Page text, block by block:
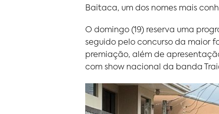
Baitaca, um dos nomes mais
O domingo (19) reserva uma
seguido pelo concurso da maior
premiação, além de
com show nacional da banda